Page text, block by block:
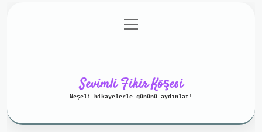
Gizlilik Politikası
menüyü
aç
Sevimli Fikir Köşesi
Neşeli hikayelerle gününü aydınlat!